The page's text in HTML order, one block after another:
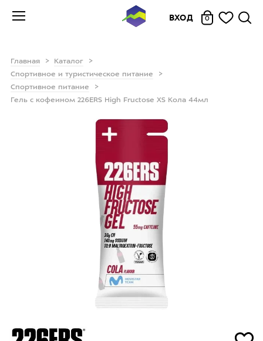
ВХОД 0
Главная
Каталог
Спортивное и туристическое питание
Спортивное питание
Гель с кофеином 226ERS High Fructose XS Кола 44мл